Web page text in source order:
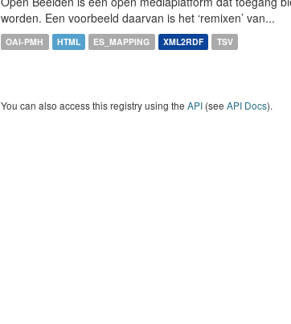
worden. Een voorbeeld daarvan is het ‘remixen’ van...
OAI-PMH HTML ES_MAPPING XML2RDF TSV
You can also access this registry using the API (see API Docs).